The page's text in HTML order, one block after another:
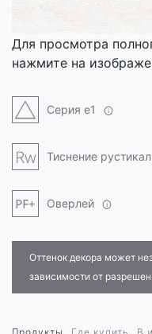
Для просмотра
нажмите на
Серия e1
Тиснение
Оверлей
Оттенок декора может
зависимости от